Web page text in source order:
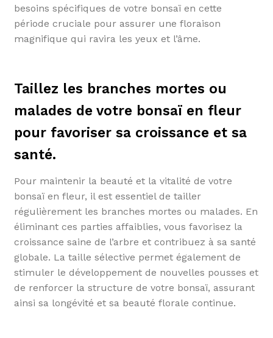
besoins spécifiques de votre bonsaï en cette
période cruciale pour assurer une floraison
magnifique qui ravira les yeux et l’âme.
Taillez les branches mortes ou
malades de votre bonsaï en fleur
pour favoriser sa croissance et sa
santé.
Pour maintenir la beauté et la vitalité de votre
bonsaï en fleur, il est essentiel de tailler
régulièrement les branches mortes ou malades. En
éliminant ces parties affaiblies, vous favorisez la
croissance saine de l’arbre et contribuez à sa santé
globale. La taille sélective permet également de
stimuler le développement de nouvelles pousses et
de renforcer la structure de votre bonsaï, assurant
ainsi sa longévité et sa beauté florale continue.